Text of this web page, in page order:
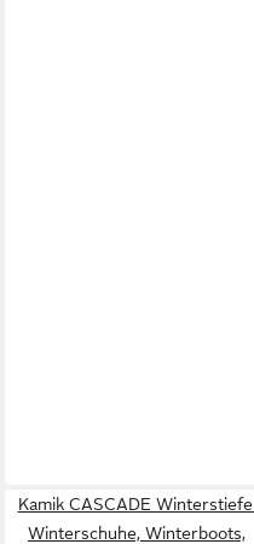
Kamik CASCADE Winterstiefel
Winterschuhe, Winterboots,